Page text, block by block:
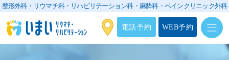
整形外科・リウマチ科・リハビリテーション科・ 麻酔科・ペインクリニック外科
電話予約 WEB予約